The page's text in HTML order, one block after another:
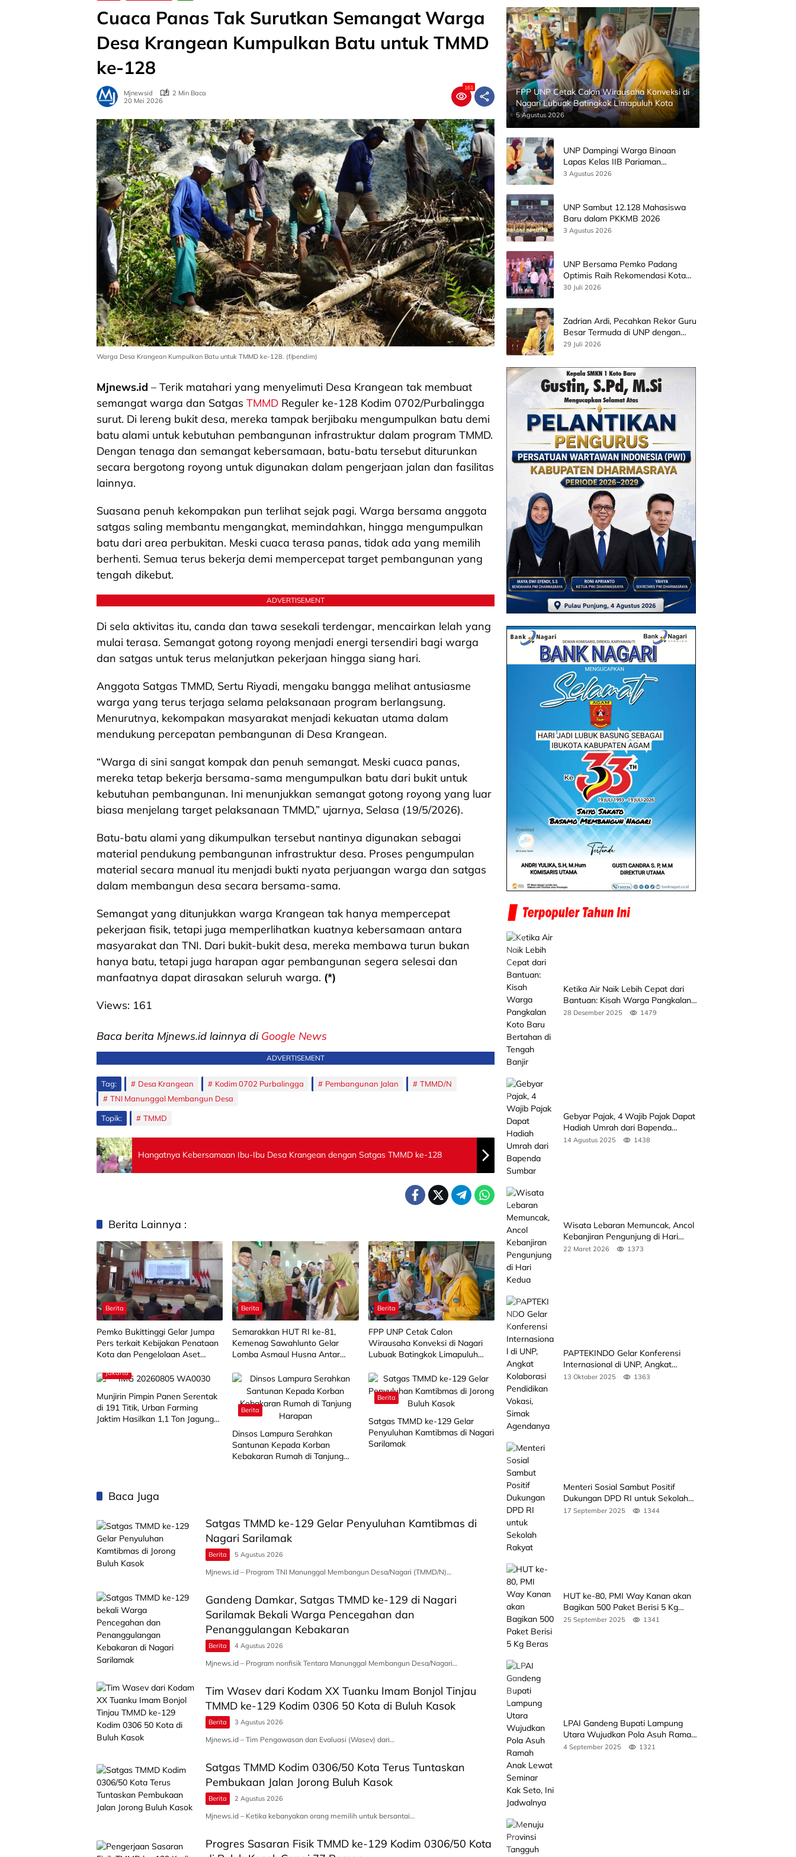
Cuaca Panas Tak Surutkan Semangat Warga
Desa Krangean Kumpulkan Batu untuk TMMD
ke-128
Mjnewsid
2 Min Baca
20 Mei 2026
161
Warga Desa Krangean Kumpulkan Batu untuk TMMD ke-128. (f/pendim)
Mjnews.id – Terik matahari yang menyelimuti Desa Krangean tak membuat
semangat warga dan Satgas TMMD Reguler ke-128 Kodim 0702/Purbalingga
surut. Di lereng bukit desa, mereka tampak berjibaku mengumpulkan batu demi
batu alami untuk kebutuhan pembangunan infrastruktur dalam program TMMD.
Dengan tenaga dan semangat kebersamaan, batu-batu tersebut diturunkan
secara bergotong royong untuk digunakan dalam pengerjaan jalan dan fasilitas
lainnya.
Suasana penuh kekompakan pun terlihat sejak pagi. Warga bersama anggota
satgas saling membantu mengangkat, memindahkan, hingga mengumpulkan
batu dari area perbukitan. Meski cuaca terasa panas, tidak ada yang memilih
berhenti. Semua terus bekerja demi mempercepat target pembangunan yang
tengah dikebut.
ADVERTISEMENT
Di sela aktivitas itu, canda dan tawa sesekali terdengar, mencairkan lelah yang
mulai terasa. Semangat gotong royong menjadi energi tersendiri bagi warga
dan satgas untuk terus melanjutkan pekerjaan hingga siang hari.
Anggota Satgas TMMD, Sertu Riyadi, mengaku bangga melihat antusiasme
warga yang terus terjaga selama pelaksanaan program berlangsung.
Menurutnya, kekompakan masyarakat menjadi kekuatan utama dalam
mendukung percepatan pembangunan di Desa Krangean.
“Warga di sini sangat kompak dan penuh semangat. Meski cuaca panas,
mereka tetap bekerja bersama-sama mengumpulkan batu dari bukit untuk
kebutuhan pembangunan. Ini menunjukkan semangat gotong royong yang luar
biasa menjelang target pelaksanaan TMMD,” ujarnya, Selasa (19/5/2026).
Batu-batu alami yang dikumpulkan tersebut nantinya digunakan sebagai
material pendukung pembangunan infrastruktur desa. Proses pengumpulan
material secara manual itu menjadi bukti nyata perjuangan warga dan satgas
dalam membangun desa secara bersama-sama.
Semangat yang ditunjukkan warga Krangean tak hanya mempercepat
pekerjaan fisik, tetapi juga memperlihatkan kuatnya kebersamaan antara
masyarakat dan TNI. Dari bukit-bukit desa, mereka membawa turun bukan
hanya batu, tetapi juga harapan agar pembangunan segera selesai dan
manfaatnya dapat dirasakan seluruh warga. (*)
Views: 161
Baca berita Mjnews.id lainnya di Google News
ADVERTISEMENT
Tag: Desa Krangean Kodim 0702 Purbalingga Pembangunan Jalan
TMMD/N
TNI Manunggal Membangun Desa
Topik: TMMD
Hangatnya Kebersamaan Ibu-Ibu Desa Krangean dengan Satgas TMMD ke-128
Berita Lainnya :
Berita
Pemko Bukittinggi Gelar Jumpa
Pers terkait Kebijakan Penataan
Kota dan Pengelolaan Aset
Berita
Semarakkan HUT RI ke-81,
Kemenag Sawahlunto Gelar
Lomba Asmaul Husna Antar
Berita
FPP UNP Cetak Calon
Wirausaha Konveksi di Nagari
Lubuak Batingkok Limapuluh
Jakarta
Munjirin Pimpin Panen Serentak
di 191 Titik, Urban Farming
Jaktim Hasilkan 1,1 Ton Jagung
Berita
Dinsos Lampura Serahkan
Santunan Kepada Korban
Kebakaran Rumah di Tanjung
Berita
Satgas TMMD ke-129 Gelar
Penyuluhan Kamtibmas di Nagari
Sarilamak
Baca Juga
Satgas TMMD ke-129 Gelar Penyuluhan Kamtibmas di
Nagari Sarilamak
Berita 5 Agustus 2026
Mjnews.id – Program TNI Manunggal Membangun Desa/Nagari (TMMD/N)…
Gandeng Damkar, Satgas TMMD ke-129 di Nagari
Sarilamak Bekali Warga Pencegahan dan
Penanggulangan Kebakaran
Berita 4 Agustus 2026
Mjnews.id – Program nonfisik Tentara Manunggal Membangun Desa/Nagari…
Tim Wasev dari Kodam XX Tuanku Imam Bonjol Tinjau
TMMD ke-129 Kodim 0306 50 Kota di Buluh Kasok
Berita 3 Agustus 2026
Mjnews.id – Tim Pengawasan dan Evaluasi (Wasev) dari…
Satgas TMMD Kodim 0306/50 Kota Terus Tuntaskan
Pembukaan Jalan Jorong Buluh Kasok
Berita 2 Agustus 2026
Mjnews.id – Ketika kebanyakan orang memilih untuk bersantai…
Progres Sasaran Fisik TMMD ke-129 Kodim 0306/50 Kota
FPP UNP Cetak Calon Wirausaha Konveksi di
Nagari Lubuak Batingkok Limapuluh Kota
5 Agustus 2026
UNP Dampingi Warga Binaan
Lapas Kelas IIB Pariaman
Kembangkan Produk Kreatif
3 Agustus 2026
UNP Sambut 12.128 Mahasiswa
Baru dalam PKKMB 2026
3 Agustus 2026
UNP Bersama Pemko Padang
Optimis Raih Rekomendasi Kota
Gastronomi UNESCO
30 Juli 2026
Zadrian Ardi, Pecahkan Rekor Guru
Besar Termuda di UNP dengan
Riset Stress Akademik
29 Juli 2026
Ketika Air Naik Lebih Cepat dari
Bantuan: Kisah Warga Pangkalan
Koto Baru Bertahan di Tengah
28 Desember 2025 1479
Gebyar Pajak, 4 Wajib Pajak Dapat
Hadiah Umrah dari Bapenda
Sumbar
14 Agustus 2025 1438
Wisata Lebaran Memuncak, Ancol
Kebanjiran Pengunjung di Hari
Kedua
22 Maret 2026 1373
PAPTEKINDO Gelar Konferensi
Internasional di UNP, Angkat
Kolaborasi Pendidikan Vokasi,
13 Oktober 2025 1363
Menteri Sosial Sambut Positif
Dukungan DPD RI untuk Sekolah
Rakyat
17 September 2025 1344
HUT ke-80, PMI Way Kanan akan
Bagikan 500 Paket Berisi 5 Kg
Beras
25 September 2025 1341
LPAI Gandeng Bupati Lampung
Utara Wujudkan Pola Asuh Ramah
Anak Lewat Seminar Kak Seto, Ini
4 September 2025 1321